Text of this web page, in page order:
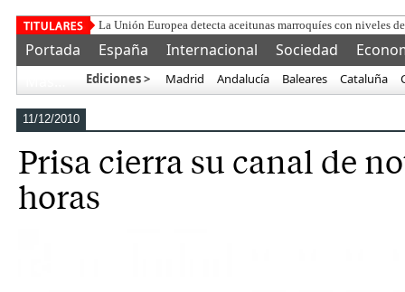
Fer
Portada España Internacional Sociedad
Ediciones > Madrid Andalucía Baleares Cataluña
11/12/2010
Prisa cierra su canal de
horas